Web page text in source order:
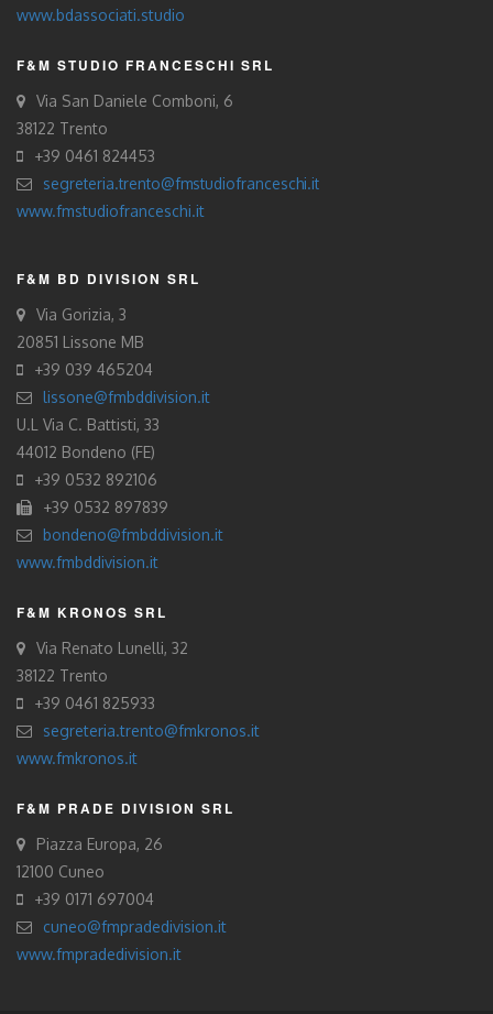
www.bdassociati.studio
F&M STUDIO FRANCESCHI SRL
Via San Daniele Comboni, 6
38122 Trento
+39 0461 824453
segreteria.trento@fmstudiofranceschi.it
www.fmstudiofranceschi.it
F&M BD DIVISION SRL
Via Gorizia, 3
20851 Lissone MB
+39 039 465204
lissone@fmbddivision.it
U.L Via C. Battisti, 33
44012 Bondeno (FE)
+39 0532 892106
+39 0532 897839
bondeno@fmbddivision.it
www.fmbddivision.it
F&M KRONOS SRL
Via Renato Lunelli, 32
38122 Trento
+39 0461 825933
segreteria.trento@fmkronos.it
www.fmkronos.it
F&M PRADE DIVISION SRL
Piazza Europa, 26
12100 Cuneo
+39 0171 697004
cuneo@fmpradedivision.it
www.fmpradedivision.it